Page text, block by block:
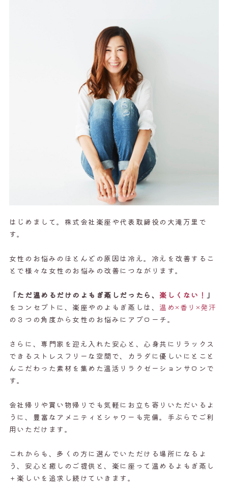
はじめまして。株式会社楽座や代表取締役の大滝万里で
す。
女性のお悩みのほとんどの原因は冷え。冷えを改善するこ
とで様々な女性のお悩みの改善につながります。
「ただ温めるだけのよもぎ蒸しだったら、 楽しくない！ 」
をコンセプトに、楽座やのよもぎ蒸しは、 温め×香り×発汗
の３つの角度から女性のお悩みにアプローチ。
さらに、専門家を迎え入れた安心と、心身共にリラックス
できるストレスフリーな空間で、カラダに優しいにとこと
んこだわった素材を集めた温活リラクゼーションサロンで
す。
会社帰りや買い物帰りでも気軽にお立ち寄りいただいるよ
うに、豊富なアメニティとシャワーも完備。手ぶらでご利
用いただけます。
これからも、多くの方に選んでいただける場所になるよ
う、安心と癒しのご提供と、楽に座って温めるよもぎ蒸し
＋楽しいを追求し続けていきます。